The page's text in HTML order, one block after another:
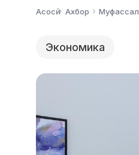
Асосӣ Ахбор Муфассал
Экономика